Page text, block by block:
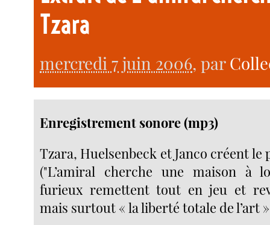
Tzara
mercredi 7 juin 2006, par
Enregistrement sonore (mp3)
Tzara, Huelsenbeck et Janco créent le
("L’amiral cherche une maison à
furieux remettent tout en jeu et
mais surtout « la liberté totale de l’art